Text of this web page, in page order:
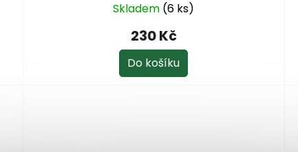
Skladem (6 ks)
230 Kč
Do košíku